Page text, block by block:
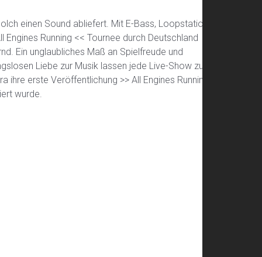
einen Sound abliefert. Mit E-Bass, Loopstation
Running << Tournee durch Deutschland
Ein unglaubliches Maß an Spielfreude und
Liebe zur Musik lassen jede Live-Show zu
erste Veröffentlichung >> All Engines Running
wurde.